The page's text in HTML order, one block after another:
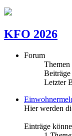
KFO 2026
Forum
Themen
Beiträge
Letzter
Hier werden
Einträge